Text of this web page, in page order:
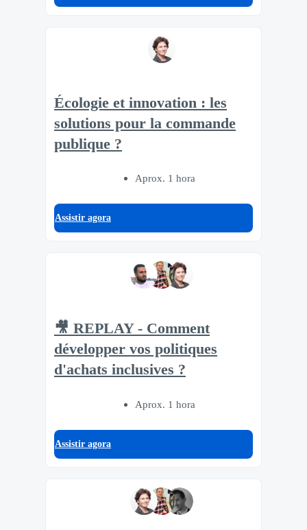
Écologie et innovation : les
solutions pour la commande
publique ?
Aprox. 1 hora
Assistir agora
🎥 REPLAY - Comment
développer vos politiques
d'achats inclusives ?
Aprox. 1 hora
Assistir agora